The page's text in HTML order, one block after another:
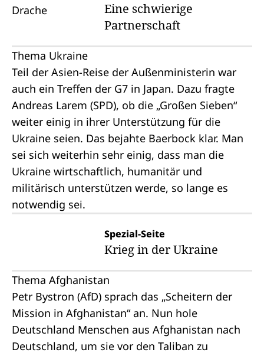
Eine schwierige
Partnerschaft
Thema Ukraine
Teil der Asien-Reise der Außenministerin war
auch ein Treffen der G7 in Japan. Dazu fragte
Andreas Larem (SPD), ob die „Großen Sieben“
weiter einig in ihrer Unterstützung für die
Ukraine seien. Das bejahte Baerbock klar. Man
sei sich weiterhin sehr einig, dass man die
Ukraine wirtschaftlich, humanitär und
militärisch unterstützen werde, so lange es
notwendig sei.
Spezial-Seite
Krieg in der Ukraine
Thema Afghanistan
Petr Bystron (AfD) sprach das „Scheitern der
Mission in Afghanistan“ an. Nun hole
Deutschland Menschen aus Afghanistan nach
Deutschland, um sie vor den Taliban zu